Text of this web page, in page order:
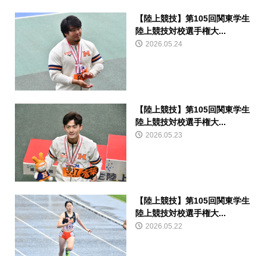
【陸上競技】第105回関東学生
陸上競技対校選手権大...
2026.05.24
【陸上競技】第105回関東学生
陸上競技対校選手権大...
2026.05.23
【陸上競技】第105回関東学生
陸上競技対校選手権大...
2026.05.22